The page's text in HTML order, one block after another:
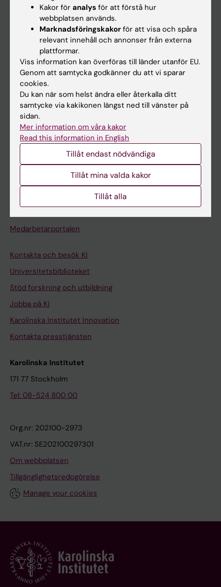
Kalender
Student
Ladok
Canvas
Schema
Studentmejlen
Kurs- och programwebbar
Medarbetarportalen
Kontakta och besök KI
Universitetsbiblioteket
Stöd forskning och utbildning
Jobba på KI
Karolinska Institutet Innovation
Kontakta presstjänsten
Karolinska Institutet
171 77 Stockholm
Tel: 08-524 800 00
Org.nr: 202100-2973
VAT.nr: SE202100297301
Om webbplatsen
Tillgänglighetsredogörelse
Manage your cookies
Kakor för analys för att förstå hur
webbplatsen används.
Marknadsföringskakor för att visa och spåra
relevant innehåll och annonser från externa
plattformar.
Viss information kan överföras till länder utanför EU.
Genom att samtycka godkänner du att vi sparar
cookies.
Du kan när som helst ändra eller återkalla ditt
samtycke via kakikonen längst ned till vänster på
sidan.
Mer information om våra kakor
Read this information in English
Tillåt endast nödvändiga
Tillåt mina valda kakor
Tillåt alla